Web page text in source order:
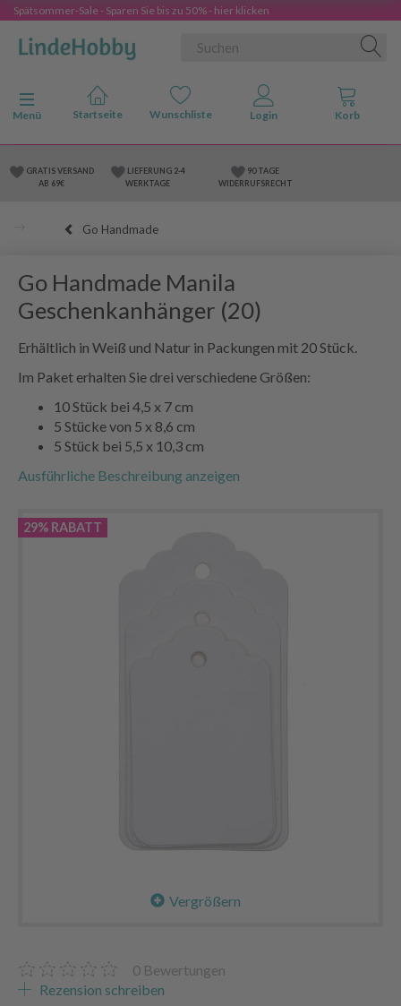
Spätsommer-Sale - Sparen Sie bis zu 50% - hier klicken
Anzeige ändern
Menü
GRATIS VERSAND
AB 69€
LIEFERUNG 2-4
WERKTAGE
90 TAGE
WIDERRUFSRECHT
Go Handmade
Go Handmade Manila
Geschenkanhänger (20)
Erhältlich in Weiß und Natur in Packungen mit 20 Stück.
Im Paket erhalten Sie drei verschiedene Größen:
10 Stück bei 4,5 x 7 cm
5 Stücke von 5 x 8,6 cm
5 Stück bei 5,5 x 10,3 cm
Ausführliche Beschreibung anzeigen
29% RABATT
Vergrößern
0 Bewertungen
Rezension schreiben